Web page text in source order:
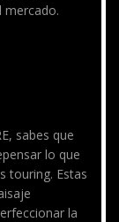
mercado.
sabes que
lo que
touring. Estas
la